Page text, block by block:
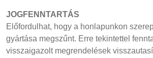
JOGFENNTARTÁS
Előfordulhat, hogy a honlapunkon
gyártása megszűnt. Erre tekintettel
visszaigazolt megrendelések